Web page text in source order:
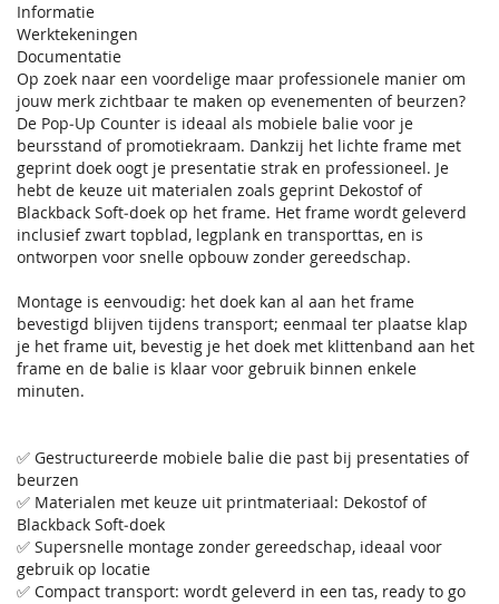
Informatie
Werktekeningen
Documentatie
Op zoek naar een voordelige maar professionele manier om
jouw merk zichtbaar te maken op evenementen of beurzen?
De Pop‑Up Counter is ideaal als mobiele balie voor je
beursstand of promotiekraam. Dankzij het lichte frame met
geprint doek oogt je presentatie strak en professioneel. Je
hebt de keuze uit materialen zoals geprint Dekostof of
Blackback Soft‑doek op het frame. Het frame wordt geleverd
inclusief zwart topblad, legplank en transporttas, en is
ontworpen voor snelle opbouw zonder gereedschap.
Montage is eenvoudig: het doek kan al aan het frame
bevestigd blijven tijdens transport; eenmaal ter plaatse klap
je het frame uit, bevestig je het doek met klittenband aan het
frame en de balie is klaar voor gebruik binnen enkele
minuten.
✅ Gestructureerde mobiele balie die past bij presentaties of
beurzen
✅ Materialen met keuze uit printmateriaal: Dekostof of
Blackback Soft‑doek
✅ Supersnelle montage zonder gereedschap, ideaal voor
gebruik op locatie
✅ Compact transport: wordt geleverd in een tas, ready to go